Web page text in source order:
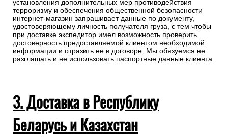
установления дополнительных мер противодействия
терроризму и обеспечения общественной безопасности
интернет-магазин запрашивает данные по документу,
удостоверяющему личность получателя груза, с тем чтобы
при доставке экспедитор имел возможность проверить
достоверность предоставляемой клиентом необходимой
информации и отразить ее в договоре. Мы обязуемся не
разглашать и не использовать паспортные данные клиента.
3. Доставка в Республику
Беларусь и Казахстан